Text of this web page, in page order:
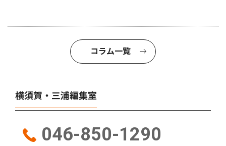
コラム一覧
横須賀・三浦編集室
046-850-1290